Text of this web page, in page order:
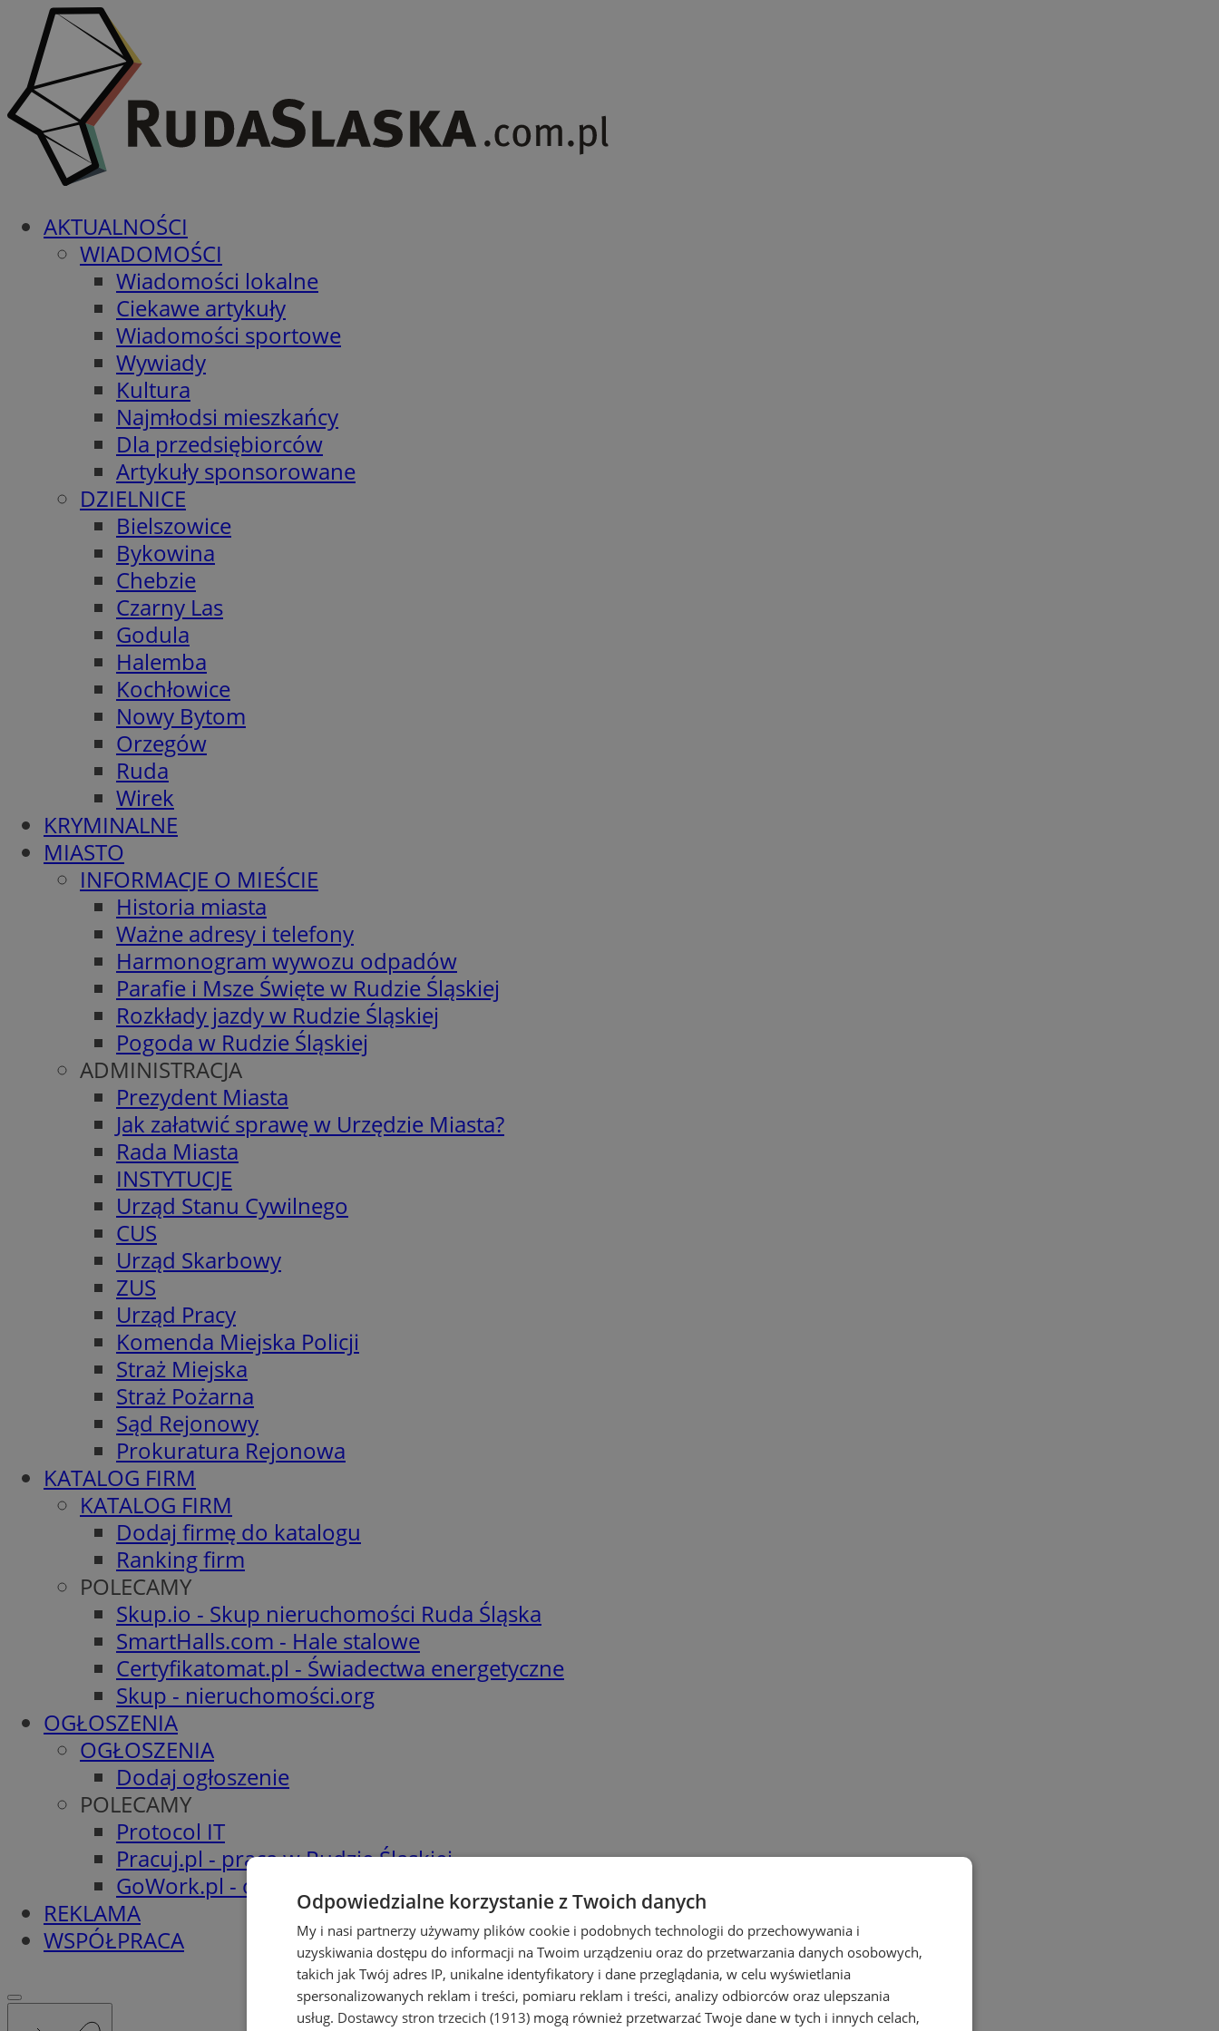
AKTUALNOŚCI
WIADOMOŚCI
Wiadomości lokalne
Ciekawe artykuły
Wiadomości sportowe
Wywiady
Kultura
Najmłodsi mieszkańcy
Dla przedsiębiorców
Artykuły sponsorowane
DZIELNICE
Bielszowice
Bykowina
Chebzie
Czarny Las
Godula
Halemba
Kochłowice
Nowy Bytom
Orzegów
Ruda
Wirek
KRYMINALNE
MIASTO
INFORMACJE O MIEŚCIE
Historia miasta
Ważne adresy i telefony
Harmonogram wywozu odpadów
Parafie i Msze Święte w Rudzie Śląskiej
Rozkłady jazdy w Rudzie Śląskiej
Pogoda w Rudzie Śląskiej
ADMINISTRACJA
Prezydent Miasta
Jak załatwić sprawę w Urzędzie Miasta?
Rada Miasta
INSTYTUCJE
Urząd Stanu Cywilnego
CUS
Urząd Skarbowy
ZUS
Urząd Pracy
Komenda Miejska Policji
Straż Miejska
Straż Pożarna
Sąd Rejonowy
Prokuratura Rejonowa
KATALOG FIRM
KATALOG FIRM
Dodaj firmę do katalogu
Ranking firm
POLECAMY
Skup.io - Skup nieruchomości Ruda Śląska
SmartHalls.com - Hale stalowe
Certyfikatomat.pl - Świadectwa energetyczne
Skup - nieruchomości.org
OGŁOSZENIA
OGŁOSZENIA
Dodaj ogłoszenie
POLECAMY
Protocol IT
Pracuj.pl - praca w Rudzie Śląskiej
GoWork.pl - oferty pracy
REKLAMA
WSPÓŁPRACA
Odpowiedzialne korzystanie z Twoich danych
My i nasi partnerzy używamy plików cookie i podobnych technologii do przechowywania i
uzyskiwania dostępu do informacji na Twoim urządzeniu oraz do przetwarzania danych osobowych,
takich jak Twój adres IP, unikalne identyfikatory i dane przeglądania, w celu wyświetlania
spersonalizowanych reklam i treści, pomiaru reklam i treści, analizy odbiorców oraz ulepszania
usług. Dostawcy stron trzecich (1913) mogą również przetwarzać Twoje dane w tych i innych celach,